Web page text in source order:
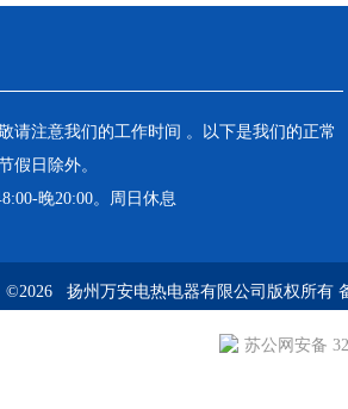
请注意我们的工作时间 。以下是我们的正常
假日除外。
晚20:00。周日休息
©2026 扬州万安电热电器有限公司版权所有
苏公网安备